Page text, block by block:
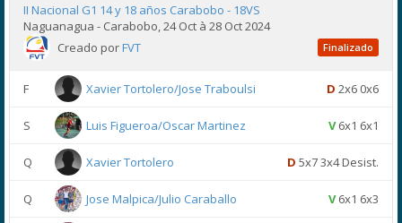
II Nacional G1 14 y 18 años Carabobo - 18VS
Naguanagua - Carabobo, 24 Oct à 28 Oct 2024
Creado porFVT Finalizado
F Xavier Tortolero/Jose Traboulsi D 2x6 0x6
S Luis Figueroa/Oscar Martinez V6x1 6x1
Q Xavier Tortolero D 5x7 3x4 Desist.
Q Jose Malpica/Julio Caraballo V6x1 6x3